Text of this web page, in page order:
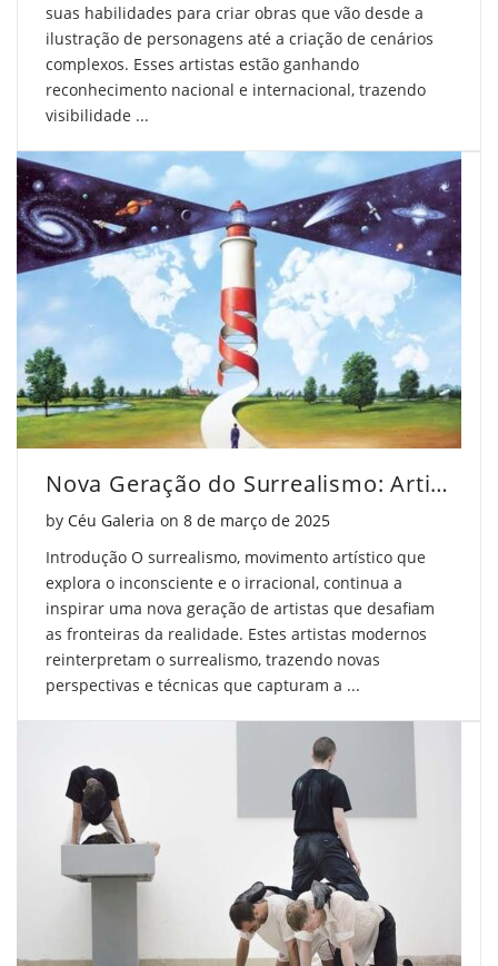
suas habilidades para criar obras que vão desde a
ilustração de personagens até a criação de cenários
complexos. Esses artistas estão ganhando
reconhecimento nacional e internacional, trazendo
visibilidade ...
Nova Geração do Surrealismo: Artistas que Inspiram
by Céu Galeria on Posted on
8 de março de 2025
Introdução O surrealismo, movimento artístico que
explora o inconsciente e o irracional, continua a
inspirar uma nova geração de artistas que desafiam
as fronteiras da realidade. Estes artistas modernos
reinterpretam o surrealismo, trazendo novas
perspectivas e técnicas que capturam a ...